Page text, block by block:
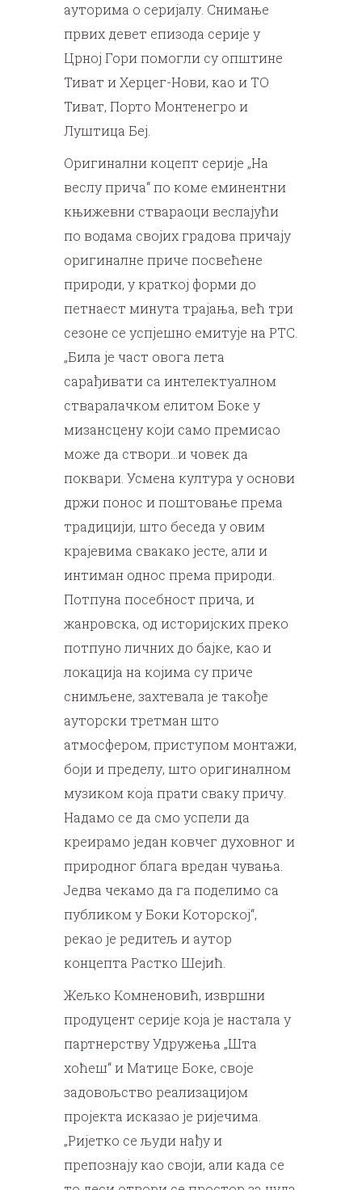
ауторима о серијалу. Снимање
првих девет епизода серије у
Црној Гори помогли су општине
Тиват и Херцег-Нови, као и ТО
Тиват, Порто Монтенегро и
Луштица Беј.
Оригинални коцепт серије „На
веслу прича“ по коме еминентни
књижевни ствараоци веслајући
по водама својих градова причају
оригиналне приче посвећене
природи, у краткој форми до
петнаест минута трајања, већ три
сезоне се успјешно емитује на РТС.
„Била је част овога лета
сарађивати са интелектуалном
стваралачком елитом Боке у
мизансцену који само премисао
може да створи…и човек да
поквари. Усмена култура у основи
држи понос и поштовање према
традицији, што беседа у овим
крајевима свакако јесте, али и
интиман однос према природи.
Потпуна посебност прича, и
жанровска, од историјских преко
потпуно личних до бајке, као и
локација на којима су приче
снимљене, захтевала је такође
ауторски третман што
атмосфером, приступом монтажи,
боји и пределу, што оригиналном
музиком која прати сваку причу.
Надамо се да смо успели да
креирамо један ковчег духовног и
природног блага вредан чувања.
Једва чекамо да га поделимо са
публиком у Боки Которској“,
рекао је редитељ и аутор
концепта Растко Шејић.
Жељко Комненовић, извршни
продуцент серије која је настала у
партнерству Удружења „Шта
хоћеш“ и Матице Боке, своје
задовољство реализацијом
пројекта исказао је ријечима.
„Ријетко се људи нађу и
препознају као своји, али када се